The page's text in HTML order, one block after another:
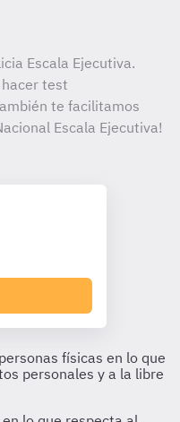
Escala Ejecutiva.
test
te facilitamos
Escala Ejecutiva!